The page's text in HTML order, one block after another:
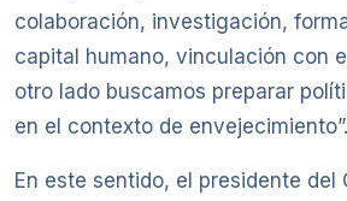
colaboración, investigación,
capital humano, vinculación con
otro lado buscamos preparar
en el contexto de envejecimiento”.
En este sentido, el presidente del